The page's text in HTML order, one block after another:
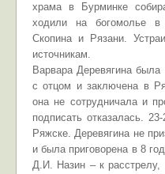
храма в Бурминке
ходили на богомолье
Скопина и Рязани.
источникам.
Варвара Деревягина была
с отцом и заключена в
она не сотрудничала и
подписать отказалась.
Ряжске. Деревягина не
и была приговорена в 8
Д.И. Назин – к